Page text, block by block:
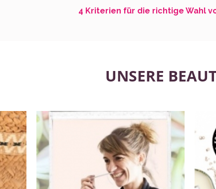
4 Kriterien für die richtige Wahl
UNSERE